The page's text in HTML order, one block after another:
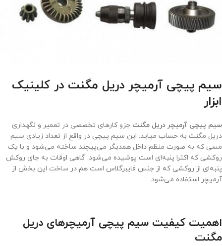
سیم پیچی آرمیچر دریل مگنت در کلینیک
ابزار
سیم پیچی آرمیچر دریل مگنت جزو کارهای تخصصی در تعمیر و نگهداری
دریل مگنت به حساب میاید. این سیم پیچی در واقع از تعداد زیادی سیم
مسی که به صورت منظم داخل همدیگر می‌پیچند ساخته می‌شود و با یک
روکشی که اکثرا پنبه‌ای است پوشیده می‌شود. گاهی اوقات به جای روکش
پنبه‌ای از روکشی که از جنس فایبرگلاس است هم در ساخت این بخش از
آرمیچر استفاده می‌شود.
اهمیت کیفیت سیم پیچی آرمیچرهای دریل
مگنت